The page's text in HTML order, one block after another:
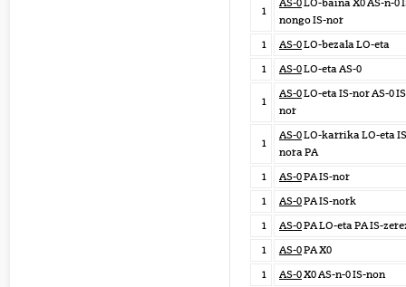
1
AS-0LO-baina X0 AS-n-0
nongo IS-nor
1
AS-0LO-bezala LO-eta
1
AS-0LO-eta AS-0
1
AS-0LO-eta IS-nor AS-0
nor
1
AS-0LO-karrika LO-eta
nora PA
1
AS-0PA IS-nor
1
AS-0PA IS-nork
1
AS-0PA LO-eta PA IS-
1
AS-0PA X0
1
AS-0X0 AS-n-0 IS-non